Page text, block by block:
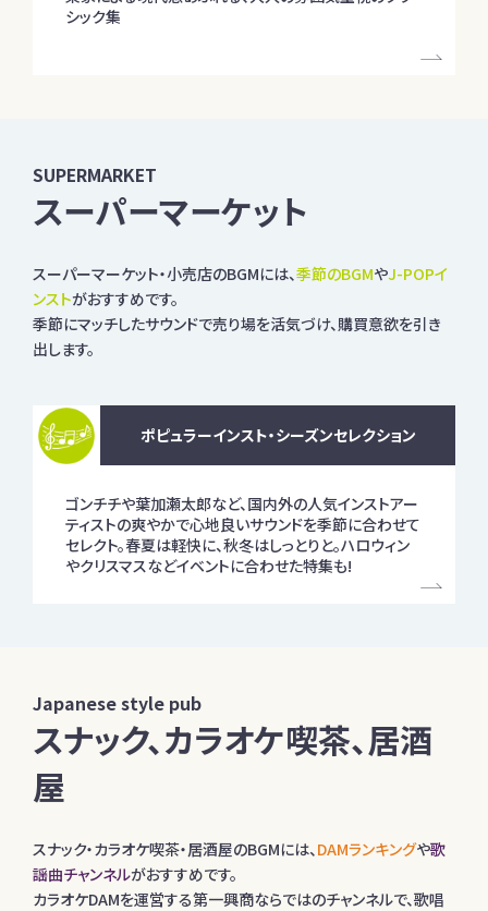
シック集
SUPERMARKET
スーパーマーケット
スーパーマーケット・小売店のBGMには、季節のBGMやJ-POPイ
ンストがおすすめです。
季節にマッチしたサウンドで売り場を活気づけ、購買意欲を引き
出します。
ポピュラーインスト・シーズンセレクション
ゴンチチや葉加瀬太郎など、国内外の人気インストアー
ティストの爽やかで心地良いサウンドを季節に合わせて
セレクト。春夏は軽快に、秋冬はしっとりと。ハロウィン
やクリスマスなどイベントに合わせた特集も!
Japanese style pub
スナック、カラオケ喫茶、居酒
屋
スナック・カラオケ喫茶・居酒屋のBGMには、 DAMランキングや歌
謡曲チャンネルがおすすめです。
カラオケDAMを運営する第一興商ならではのチャンネルで、歌唱